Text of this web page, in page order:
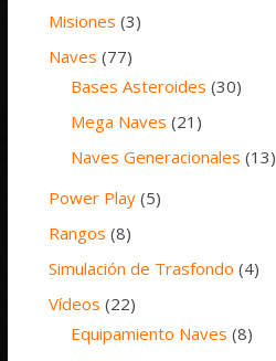
Misiones (3)
Naves (77)
Bases Asteroides (30)
Mega Naves (21)
Naves Generacionales (13)
Power Play (5)
Rangos (8)
Simulación de Trasfondo (4)
Vídeos (22)
Equipamiento Naves (8)